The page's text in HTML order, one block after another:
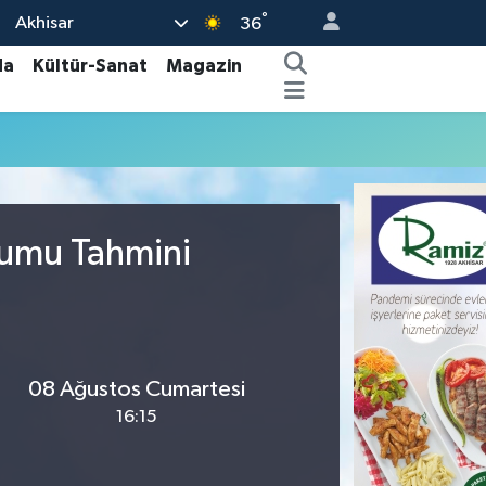
Akhisar 36°
Kültür-Sanat
Magazin
Tahmini
08 Ağustos Cumartesi
16:15